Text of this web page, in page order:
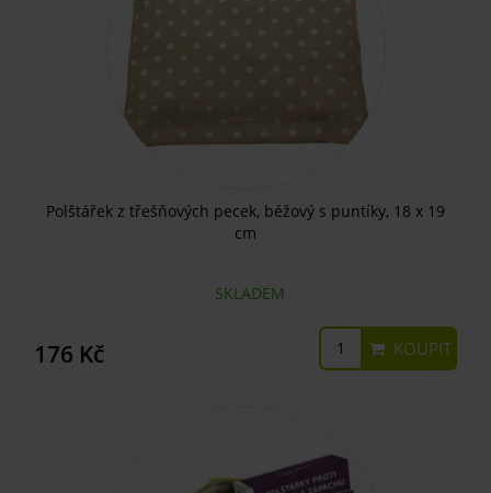
Polštářek z třešňových pecek, béžový s puntíky, 18 x 19
cm
SKLADEM
176 Kč KOUPIT